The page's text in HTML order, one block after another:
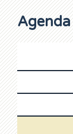
Agenda